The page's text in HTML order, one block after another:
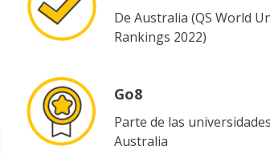
De Australia (QS World
Rankings 2022)
Go8
Parte de las
Australia